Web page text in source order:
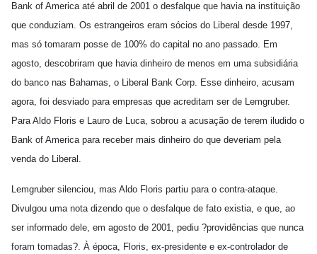
Bank of America até abril de 2001 o desfalque que havia na instituição
que conduziam. Os estrangeiros eram sócios do Liberal desde 1997,
mas só tomaram posse de 100% do capital no ano passado. Em
agosto, descobriram que havia dinheiro de menos em uma subsidiária
do banco nas Bahamas, o Liberal Bank Corp. Esse dinheiro, acusam
agora, foi desviado para empresas que acreditam ser de Lemgruber.
Para Aldo Floris e Lauro de Luca, sobrou a acusação de terem iludido o
Bank of America para receber mais dinheiro do que deveriam pela
venda do Liberal.
Lemgruber silenciou, mas Aldo Floris partiu para o contra-ataque.
Divulgou uma nota dizendo que o desfalque de fato existia, e que, ao
ser informado dele, em agosto de 2001, pediu ?providências que nunca
foram tomadas?. À época, Floris, ex-presidente e ex-controlador de